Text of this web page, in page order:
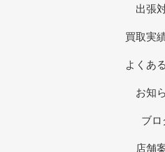
出張
買取実
よくあ
お知
ブロ
店舗